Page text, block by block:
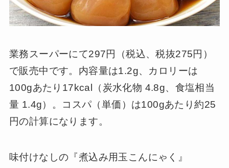
業務スーパーにて297円（税込、税抜275円）
で販売中です。内容量は1.2g、カロリーは
100gあたり17kcal（炭水化物 4.8g、食塩相当
量 1.4g）。コスパ（単価）は100gあたり約25
円の計算になります。
味付けなしの『煮込み用玉こんにゃく』